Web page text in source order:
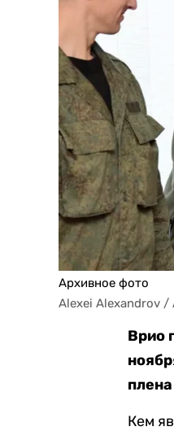
Архивное фото
Alexei Alexandrov /
Врио
Кем